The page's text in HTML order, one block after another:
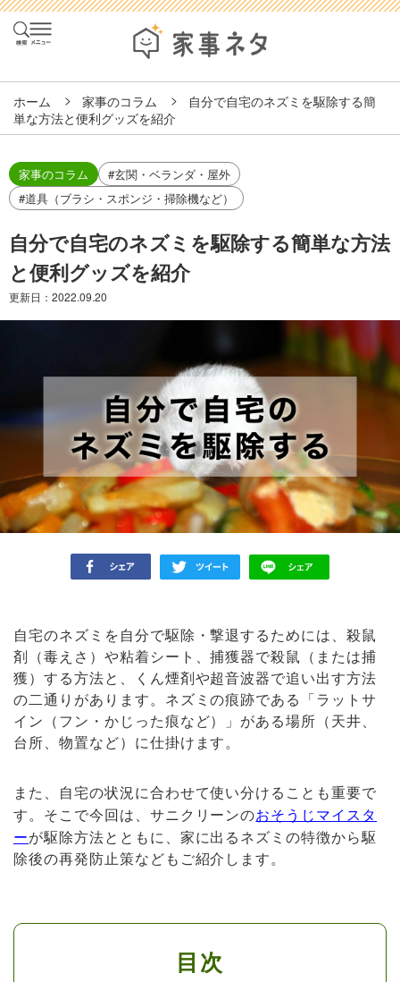
ホーム 家事のコラム
自分で自宅のネズミを駆除する簡
単な方法と便利グッズを紹介
家事のコラム
#玄関・ベランダ・屋外
#道具（ブラシ・スポンジ・掃除機など）
自分で自宅のネズミを駆除する簡単な方法
と便利グッズを紹介
更新日： 2022.09.20
自宅のネズミを自分で駆除・撃退するためには、殺鼠
剤（毒えさ）や粘着シート、捕獲器で殺鼠（または捕
獲）する方法と、くん煙剤や超音波器で追い出す方法
の二通りがあります。ネズミの痕跡である「ラットサ
イン（フン・かじった痕など）」がある場所（天井、
台所、物置など）に仕掛けます。
また、自宅の状況に合わせて使い分けることも重要で
す。そこで今回は、サニクリーンのおそうじマイスタ
ーが駆除方法とともに、家に出るネズミの特徴から駆
除後の再発防止策などもご紹介します。
目次